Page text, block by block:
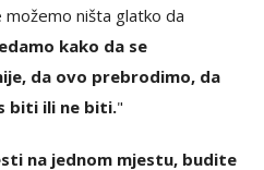
možemo ništa glatko da
kako da se
da ovo prebrodimo, da
biti ili ne biti."
na jednom mjestu, budite